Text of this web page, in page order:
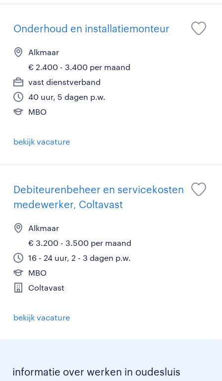
Onderhoud en installatiemonteur
Alkmaar
€ 2.400 - 3.400 per maand
vast dienstverband
40 uur, 5 dagen p.w.
MBO
bekijk vacature
Debiteurenbeheer en servicekosten
medewerker, Coltavast
Alkmaar
€ 3.200 - 3.500 per maand
16 - 24 uur, 2 - 3 dagen p.w.
MBO
Coltavast
bekijk vacature
informatie over werken in oudesluis